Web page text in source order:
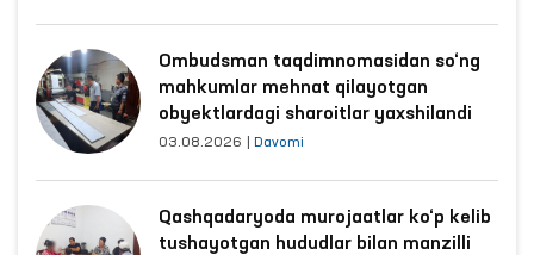
Ombudsman taqdimnomasidan so‘ng
mahkumlar mehnat qilayotgan
obyektlardagi sharoitlar yaxshilandi
03.08.2026 Davomi
Qashqadaryoda murojaatlar ko‘p kelib
tushayotgan hududlar bilan manzilli